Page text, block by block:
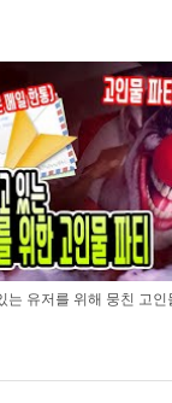
는 유저를 위해 뭉친 고인